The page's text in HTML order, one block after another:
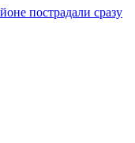
пострадали сразу